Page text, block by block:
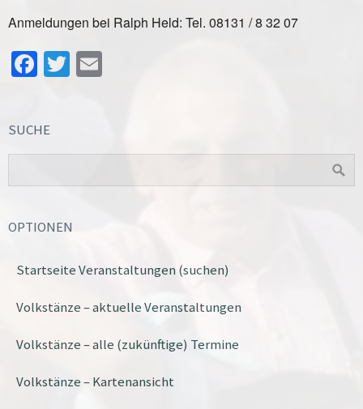
Anmeldungen bei Ralph Held: Tel. 08131 / 8 32 07
Facebook
Twitter
SUCHE
OPTIONEN
Startseite Veranstaltungen (suchen)
Volkstänze – aktuelle Veranstaltungen
Volkstänze – alle (zukünftige) Termine
Volkstänze – Kartenansicht